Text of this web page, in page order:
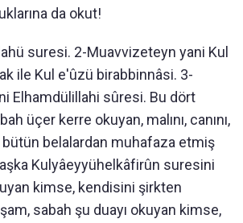
da okut!
suresi. 2-Muavvizeteyn yani Kul
ile Kul e'ûzü birabbinnâsi. 3-
Elhamdülillahi sûresi. Bu dört
üçer kerre okuyan, malını, canını,
belalardan muhafaza etmiş
Kulyâeyyühelkâfirûn suresini
kimse, kendisini şirkten
sabah şu duayı okuyan kimse,